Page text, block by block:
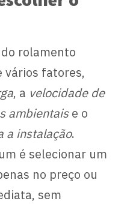
rolamento
vários fatores,
, a velocidade de
ambientaise o
a instalação.
é selecionar um
no preço ou
sem